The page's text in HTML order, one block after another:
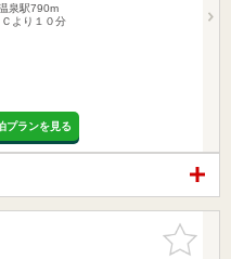
泉駅790m
より１０分
プランを見る
お気に入
りに追加